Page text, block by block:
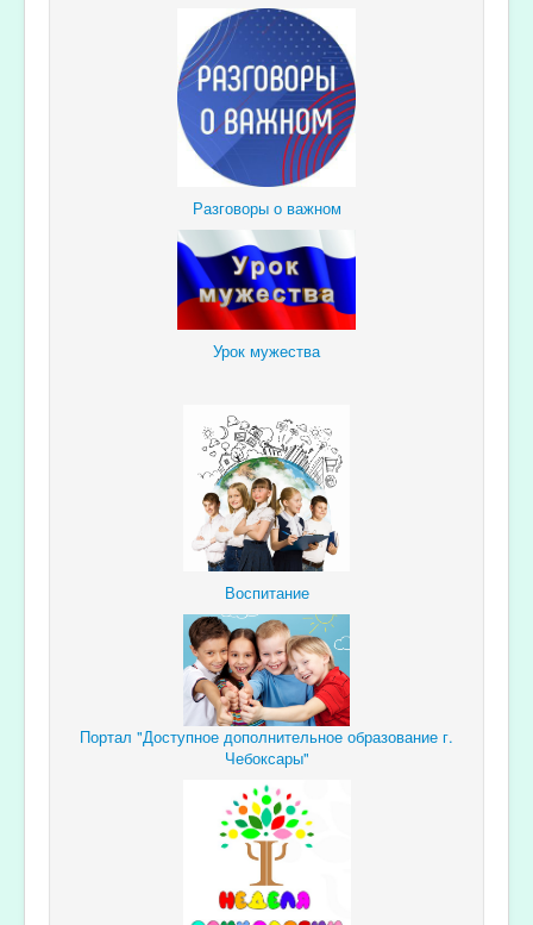
Разговоры о важном
Урок мужества
Воспитание
Портал "Доступное дополнительное образование г.
Чебоксары"